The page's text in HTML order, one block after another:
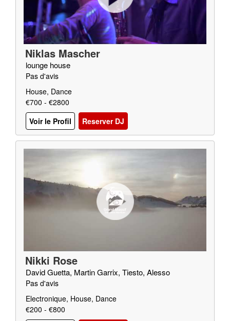
Niklas Mascher
lounge house
Pas d'avis
House, Dance
€700 - €2800
Voir le Profil
Reserver DJ
Nikki Rose
David Guetta, Martin Garrix, Tiesto, Alesso
Pas d'avis
Electronique, House, Dance
€200 - €800